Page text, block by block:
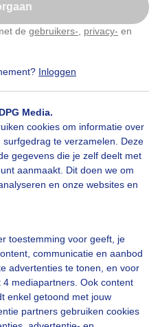
de gebruikers- privacy- en
Inloggen
Media.
cookies om informatie over
te verzamelen. Deze
gegevens die je zelf deelt met
aanmaakt. Dit doen we om
en onze websites en
toestemming voor geeft, je
communicatie en aanbod
advertenties te tonen, en voor
mediapartners. Ook content
enkel getoond met jouw
partners gebruiken cookies
2022, 147x bekeken
geduld aub...
aan te passen